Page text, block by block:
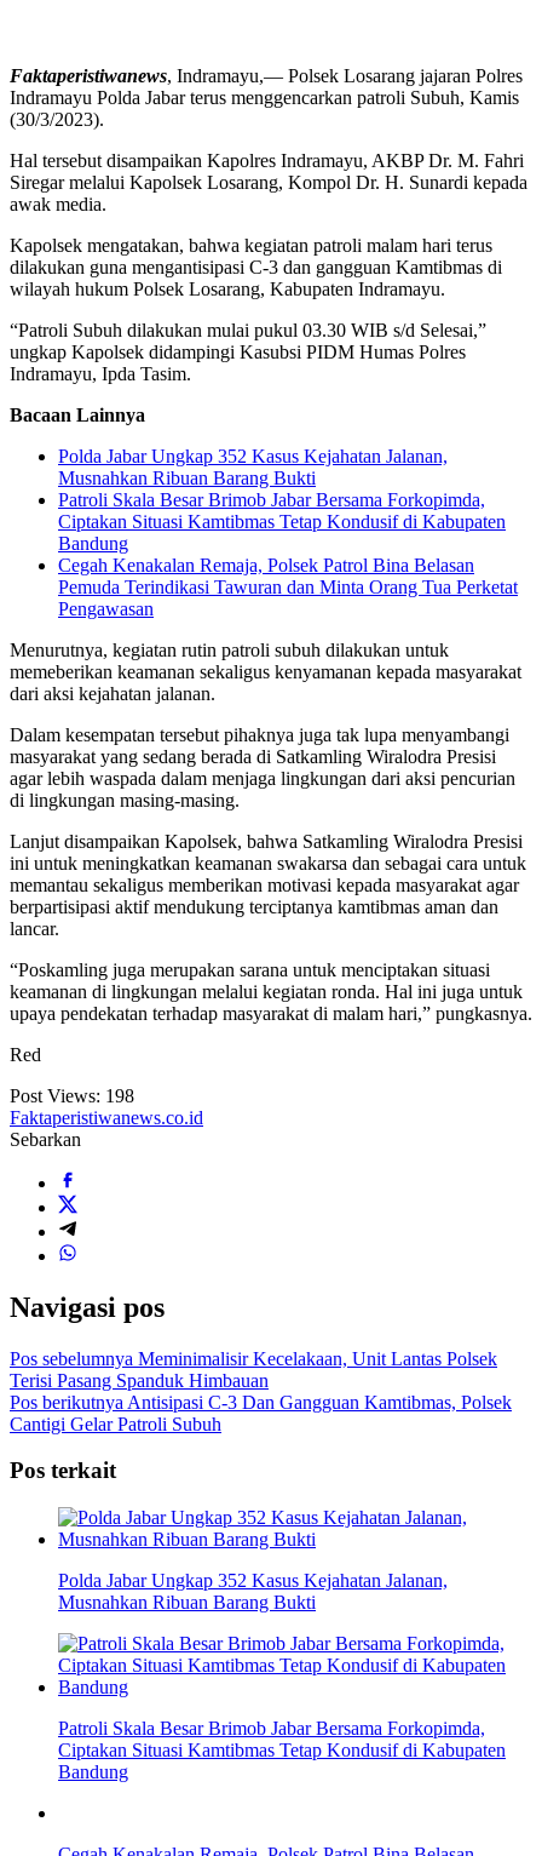
Faktaperistiwanews, Indramayu,— Polsek Losarang jajaran Polres
Indramayu Polda Jabar terus menggencarkan patroli Subuh, Kamis
(30/3/2023).
Hal tersebut disampaikan Kapolres Indramayu, AKBP Dr. M. Fahri
Siregar melalui Kapolsek Losarang, Kompol Dr. H. Sunardi kepada
awak media.
Kapolsek mengatakan, bahwa kegiatan patroli malam hari terus
dilakukan guna mengantisipasi C-3 dan gangguan Kamtibmas di
wilayah hukum Polsek Losarang, Kabupaten Indramayu.
“Patroli Subuh dilakukan mulai pukul 03.30 WIB s/d Selesai,”
ungkap Kapolsek didampingi Kasubsi PIDM Humas Polres
Indramayu, Ipda Tasim.
Bacaan Lainnya
Polda Jabar Ungkap 352 Kasus Kejahatan Jalanan,
Musnahkan Ribuan Barang Bukti
Patroli Skala Besar Brimob Jabar Bersama Forkopimda,
Ciptakan Situasi Kamtibmas Tetap Kondusif di Kabupaten
Bandung
Cegah Kenakalan Remaja, Polsek Patrol Bina Belasan
Pemuda Terindikasi Tawuran dan Minta Orang Tua Perketat
Pengawasan
Menurutnya, kegiatan rutin patroli subuh dilakukan untuk
memeberikan keamanan sekaligus kenyamanan kepada masyarakat
dari aksi kejahatan jalanan.
Dalam kesempatan tersebut pihaknya juga tak lupa menyambangi
masyarakat yang sedang berada di Satkamling Wiralodra Presisi
agar lebih waspada dalam menjaga lingkungan dari aksi pencurian
di lingkungan masing-masing.
Lanjut disampaikan Kapolsek, bahwa Satkamling Wiralodra Presisi
ini untuk meningkatkan keamanan swakarsa dan sebagai cara untuk
memantau sekaligus memberikan motivasi kepada masyarakat agar
berpartisipasi aktif mendukung terciptanya kamtibmas aman dan
lancar.
“Poskamling juga merupakan sarana untuk menciptakan situasi
keamanan di lingkungan melalui kegiatan ronda. Hal ini juga untuk
upaya pendekatan terhadap masyarakat di malam hari,” pungkasnya.
Red
Post Views: 198
Faktaperistiwanews.co.id
Sebarkan
Navigasi pos
Pos sebelumnya Meminimalisir Kecelakaan, Unit Lantas Polsek
Terisi Pasang Spanduk Himbauan
Pos berikutnya Antisipasi C-3 Dan Gangguan Kamtibmas, Polsek
Cantigi Gelar Patroli Subuh
Pos terkait
Polda Jabar Ungkap 352 Kasus Kejahatan Jalanan,
Musnahkan Ribuan Barang Bukti
Patroli Skala Besar Brimob Jabar Bersama Forkopimda,
Ciptakan Situasi Kamtibmas Tetap Kondusif di Kabupaten
Bandung